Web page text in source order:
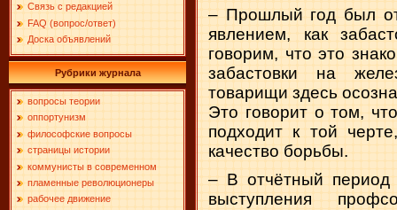
Связь с редакцией
FAQ (вопрос/ответ)
Доска объявлений
Рубрики журнала
вопросы теории
оппортунизм
философские вопросы
страницы истории
коммунисты в современном
пламенные революционеры
рабочее движение
– Прошлый год был
явлением, как
говорим, что это
забастовки на
товарищи здесь
Это говорит о том,
подходит к той
качество борьбы.
– В отчётный период
выступления